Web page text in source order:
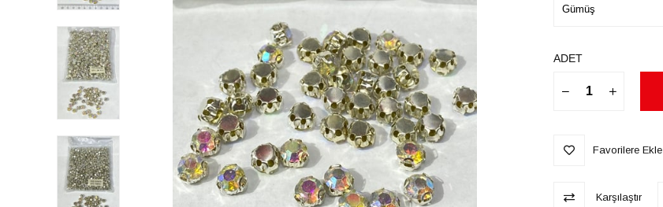
ADET
Favorilere Ekle
Karşılaştır